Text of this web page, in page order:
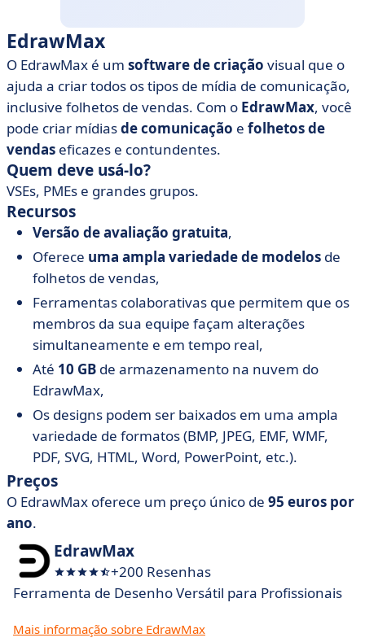
EdrawMax
O EdrawMax é um software de criação visual que o
ajuda a criar todos os tipos de mídia de comunicação,
inclusive folhetos de vendas. Com o EdrawMax, você
pode criar mídiasde comunicação e folhetos de
vendas eficazes e contundentes.
Quem deve usá-lo?
VSEs, PMEs e grandes grupos.
Recursos
Versão de avaliação gratuita,
Oferece uma ampla variedade de modelos de
folhetos de vendas,
Ferramentas colaborativas que permitem que os
membros da sua equipe façam alterações
simultaneamente e em tempo real,
Até 10 GB de armazenamento na nuvem do
EdrawMax,
Os designs podem ser baixados em uma ampla
variedade de formatos (BMP, JPEG, EMF, WMF,
PDF, SVG, HTML, Word, PowerPoint, etc.).
Preços
O EdrawMax oferece um preço único de 95 euros por
ano.
EdrawMax
+200 Resenhas
Ferramenta de Desenho Versátil para Profissionais
Mais informação sobre EdrawMax